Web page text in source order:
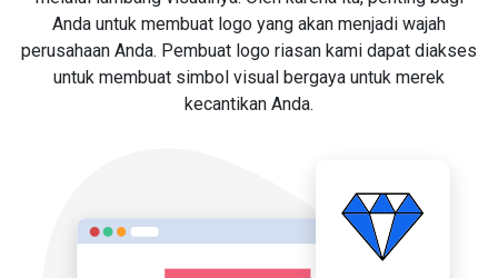
Anda untuk membuat logo yang akan menjadi wajah
perusahaan Anda. Pembuat logo riasan kami dapat diakses
untuk membuat simbol visual bergaya untuk merek
kecantikan Anda.